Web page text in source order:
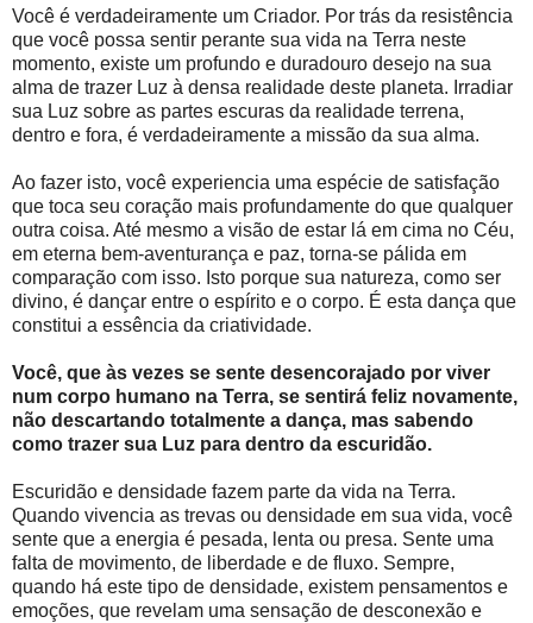
Você é verdadeiramente um Criador. Por trás da resistência
que você possa sentir perante sua vida na Terra neste
momento, existe um profundo e duradouro desejo na sua
alma de trazer Luz à densa realidade deste planeta. Irradiar
sua Luz sobre as partes escuras da realidade terrena,
dentro e fora, é verdadeiramente a missão da sua alma.
Ao fazer isto, você experiencia uma espécie de satisfação
que toca seu coração mais profundamente do que qualquer
outra coisa. Até mesmo a visão de estar lá em cima no Céu,
em eterna bem-aventurança e paz, torna-se pálida em
comparação com isso. Isto porque sua natureza, como ser
divino, é dançar entre o espírito e o corpo. É esta dança que
constitui a essência da criatividade.
Você, que às vezes se sente desencorajado por viver
num corpo humano na Terra, se sentirá feliz novamente,
não descartando totalmente a dança, mas sabendo
como trazer sua Luz para dentro da escuridão.
Escuridão e densidade fazem parte da vida na Terra.
Quando vivencia as trevas ou densidade em sua vida, você
sente que a energia é pesada, lenta ou presa. Sente uma
falta de movimento, de liberdade e de fluxo. Sempre,
quando há este tipo de densidade, existem pensamentos e
emoções, que revelam uma sensação de desconexão e